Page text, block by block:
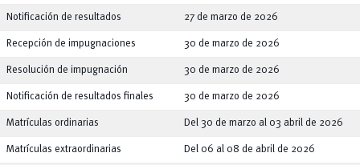
Notificación de resultados 27 de marzo de 2026
Recepción de impugnaciones 30 de marzo de 2026
Resolución de impugnación 30 de marzo de 2026
Notificación de resultados finales 30 de marzo de 2026
Matrículas ordinarias Del 30 de marzo al 03 abril de 2026
Matrículas extraordinarias Del 06 al 08 de abril de 2026